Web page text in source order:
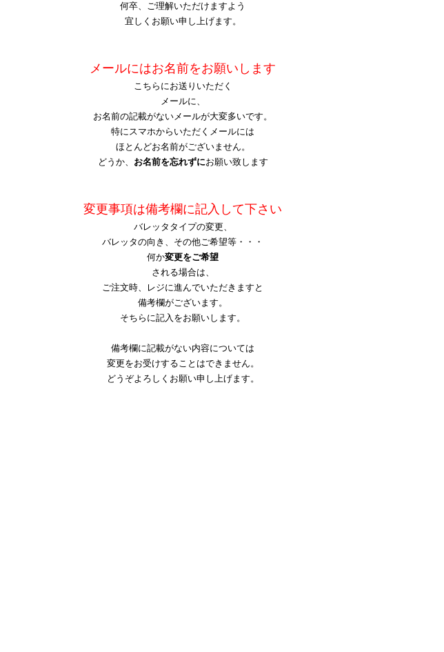
何卒、ご理解いただけますよう
宜しくお願い申し上げます。
メールにはお名前をお願いします
こちらにお送りいただく
メールに、
お名前の記載がないメールが大変多いです。
特にスマホからいただくメールには
ほとんどお名前がございません。
どうか、 お名前を忘れずにお願い致します
変更事項は備考欄に記入して下さい
バレッタタイプの変更、
バレッタの向き、その他ご希望等・・・
何か変更をご希望
される場合は、
ご注文時、レジに進んでいただきますと
備考欄がございます。
そちらに記入をお願いします。
備考欄に記載がない内容については
変更をお受けすることはできません。
どうぞよろしくお願い申し上げます。